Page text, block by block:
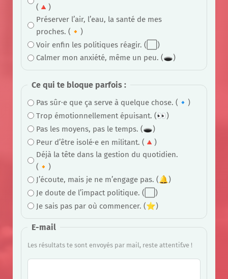
(🔺)
Préserver l’air, l’eau, la santé de mes
proches. (🔸)
Voir enfin les politiques réagir. (⬜)
Calmer mon anxiété, même un peu. (🕳)
Ce qui te bloque parfois :
Pas sûr·e que ça serve à quelque chose. (🔹)
Trop émotionnellement épuisant. (👀)
Pas les moyens, pas le temps. (🕳)
Peur d’être isolé·e en militant. (🔺)
Déjà la tête dans la gestion du quotidien.
(🔸)
J’écoute, mais je ne m’engage pas. (🔔)
Je doute de l’impact politique. (⬜)
Je sais pas par où commencer. (⭐)
E-mail
Les résultats te sont envoyés par mail, reste attentif.ve !